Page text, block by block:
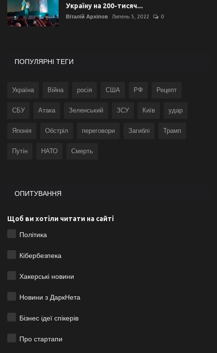
Україну на 200-тисяч...
Віталій Архіпов Липень 5, 2022 0
ПОПУЛЯРНІ ТЕГИ
Україна Війна росія США РФ Рецепт
СБУ Атака Зеленський ЗСУ Київ удар
Японія Обстріл переговори Загиблі Трамп
Путін НАТО Смерть
ОПИТУВАННЯ
Щоб ви хотіли читати на сайті
Політика
Кібербезпека
Хакерські новини
Новини з ДаркНета
Бізнес ідеї спікерів
Про стартапи